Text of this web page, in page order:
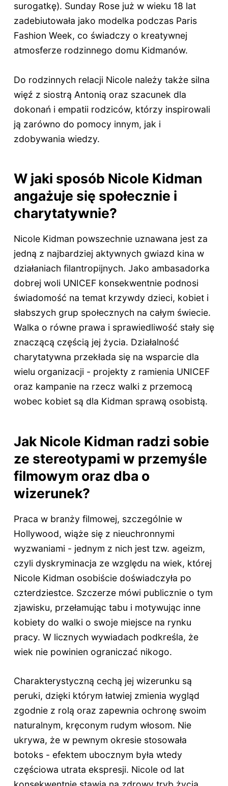
surogatkę). Sunday Rose już w wieku 18 lat
zadebiutowała jako modelka podczas Paris
Fashion Week, co świadczy o kreatywnej
atmosferze rodzinnego domu Kidmanów.
Do rodzinnych relacji Nicole należy także silna
więź z siostrą Antonią oraz szacunek dla
dokonań i empatii rodziców, którzy inspirowali
ją zarówno do pomocy innym, jak i
zdobywania wiedzy.
W jaki sposób Nicole Kidman
angażuje się społecznie i
charytatywnie?
Nicole Kidman powszechnie uznawana jest za
jedną z najbardziej aktywnych gwiazd kina w
działaniach filantropijnych. Jako ambasadorka
dobrej woli UNICEF konsekwentnie podnosi
świadomość na temat krzywdy dzieci, kobiet i
słabszych grup społecznych na całym świecie.
Walka o równe prawa i sprawiedliwość stały się
znaczącą częścią jej życia. Działalność
charytatywna przekłada się na wsparcie dla
wielu organizacji - projekty z ramienia UNICEF
oraz kampanie na rzecz walki z przemocą
wobec kobiet są dla Kidman sprawą osobistą.
Jak Nicole Kidman radzi sobie
ze stereotypami w przemyśle
filmowym oraz dba o
wizerunek?
Praca w branży filmowej, szczególnie w
Hollywood, wiąże się z nieuchronnymi
wyzwaniami - jednym z nich jest tzw. ageizm,
czyli dyskryminacja ze względu na wiek, której
Nicole Kidman osobiście doświadczyła po
czterdziestce. Szczerze mówi publicznie o tym
zjawisku, przełamując tabu i motywując inne
kobiety do walki o swoje miejsce na rynku
pracy. W licznych wywiadach podkreśla, że
wiek nie powinien ograniczać nikogo.
Charakterystyczną cechą jej wizerunku są
peruki, dzięki którym łatwiej zmienia wygląd
zgodnie z rolą oraz zapewnia ochronę swoim
naturalnym, kręconym rudym włosom. Nie
ukrywa, że w pewnym okresie stosowała
botoks - efektem ubocznym była wtedy
częściowa utrata ekspresji. Nicole od lat